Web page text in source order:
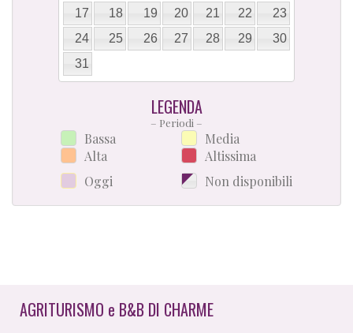
17
18 19 20 21 22
23
24
25 26 27 28 29
30
31
LEGENDA
– Periodi –
Bassa
Alta
Oggi
Media
Altissima
Non disponibili
AGRITURISMO e B&B DI CHARME